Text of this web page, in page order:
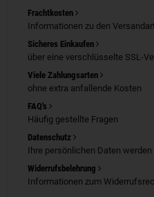
Frachtkosten
Informationen zu den
Sicheres Einkaufen
über eine verschlüsselte SSL-
Viele Zahlungsarten
ohne extra anfallende Kosten
FAQ's
Häufig gestellte Fragen
Datenschutz
Ihre persönlichen Daten
Widerrufsbelehrung
Informationen zum